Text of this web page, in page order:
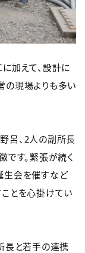
加えて、設計に
の現場よりも多い
呂、2人の副所長
です。緊張が続く
生会を催すなど
とを心掛けてい
長と若手の連携